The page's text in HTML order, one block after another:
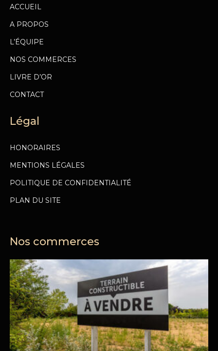
ACCUEIL
A PROPOS
L’ÉQUIPE
NOS COMMERCES
LIVRE D’OR
CONTACT
Légal
HONORAIRES
MENTIONS LÉGALES
POLITIQUE DE CONFIDENTIALITÉ
PLAN DU SITE
Nos commerces